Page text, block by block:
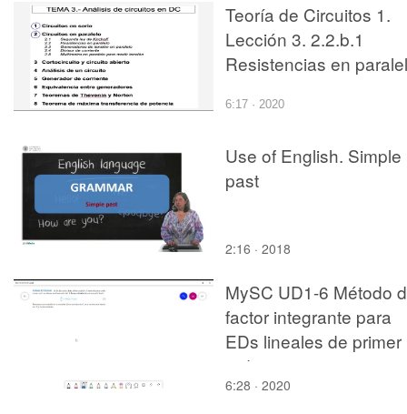
Teoría de Circuitos 1.
Lección 3. 2.2.b.1
Resistencias en
6:17 · 2020
Use of English. Simple
past
2:16 · 2018
MySC UD1-6 Método
factor integrante para
EDs lineales de primer
orden
6:28 · 2020